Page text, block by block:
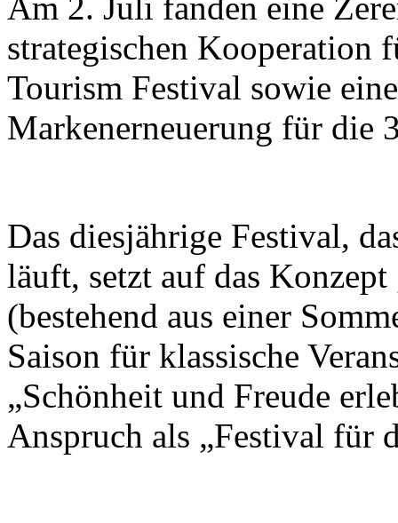
strategischen Kooperation
Tourism Festival sowie
Markenerneuerung für die
Das diesjährige Festival,
läuft, setzt auf das
(bestehend aus einer
Saison für klassische
„Schönheit und Freude
Anspruch als „Festival für